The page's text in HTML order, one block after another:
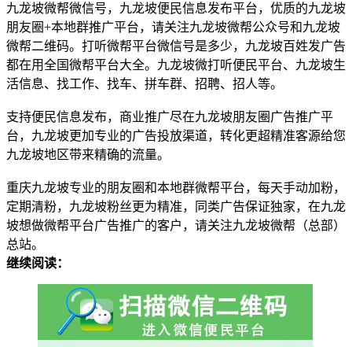
九龙坡微帮微信号，九龙坡便民信息发布平台，优质的九龙坡
朋友圈+本地群推广平台，请关注九龙坡微帮公众号和九龙坡
微帮二维码。打听微帮平台微信号是多少，九龙坡百姓发广告
都在用全国微帮平台大全。九龙坡微打听便民平台、九龙坡生
活信息、找工作、找车、拼车群、招聘、招人等。
支持便民信息发布，商业推广尽在九龙坡朋友圈广告推广平
台，九龙坡更加专业的广告投放渠道，转化更超精准客源给您
九龙坡地区带来精确的流量。
重庆九龙坡专业的朋友圈和本地群微帮平台，每天手动加粉，
定期清粉，九龙坡粉丝更为精准，同类广告保证独家，在九龙
坡想做微帮平台广告推广的客户，请关注九龙坡微帮（总部）
总站。
继续阅读：